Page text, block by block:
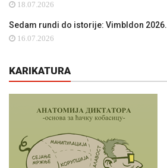
18.07.2026
Sedam rundi do istorije: Vimbldon 2026.
16.07.2026
KARIKATURA